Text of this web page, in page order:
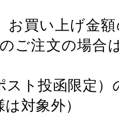
お買い上げ金
ご注文の場合
スト投函限定
対象外）